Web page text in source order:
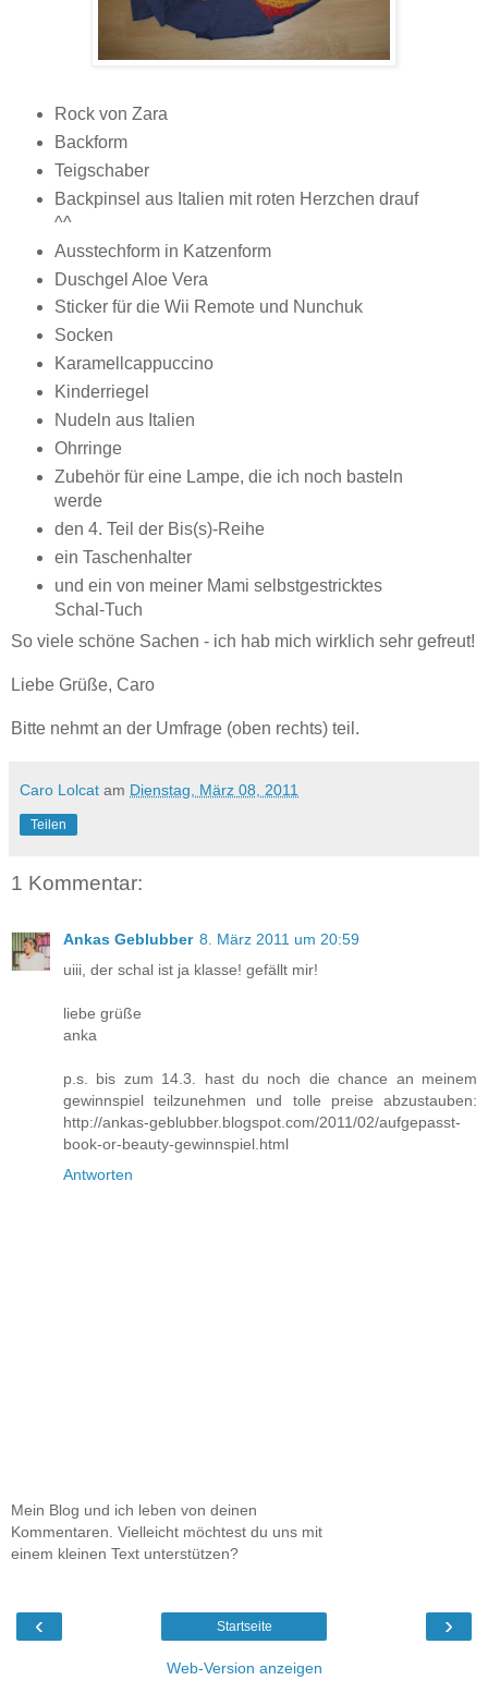
Rock von Zara
Backform
Teigschaber
Backpinsel aus Italien mit roten Herzchen drauf
^^
Ausstechform in Katzenform
Duschgel Aloe Vera
Sticker für die Wii Remote und Nunchuk
Socken
Karamellcappuccino
Kinderriegel
Nudeln aus Italien
Ohrringe
Zubehör für eine Lampe, die ich noch basteln
werde
den 4. Teil der Bis(s)-Reihe
ein Taschenhalter
und ein von meiner Mami selbstgestricktes
Schal-Tuch
So viele schöne Sachen - ich hab mich wirklich sehr gefreut!
Liebe Grüße, Caro
Bitte nehmt an der Umfrage (oben rechts) teil.
Caro Lolcat am Dienstag, März 08, 2011
Teilen
1 Kommentar:
Ankas Geblubber 8. März 2011 um 20:59
uiii, der schal ist ja klasse! gefällt mir!
liebe grüße
anka
p.s. bis zum 14.3. hast du noch die chance an meinem
gewinnspiel teilzunehmen und tolle preise abzustauben:
http://ankas-geblubber.blogspot.com/2011/02/aufgepasst-
book-or-beauty-gewinnspiel.html
Antworten
Mein Blog und ich leben von deinen
Kommentaren. Vielleicht möchtest du uns mit
einem kleinen Text unterstützen?
‹ ›
Startseite
Web-Version anzeigen